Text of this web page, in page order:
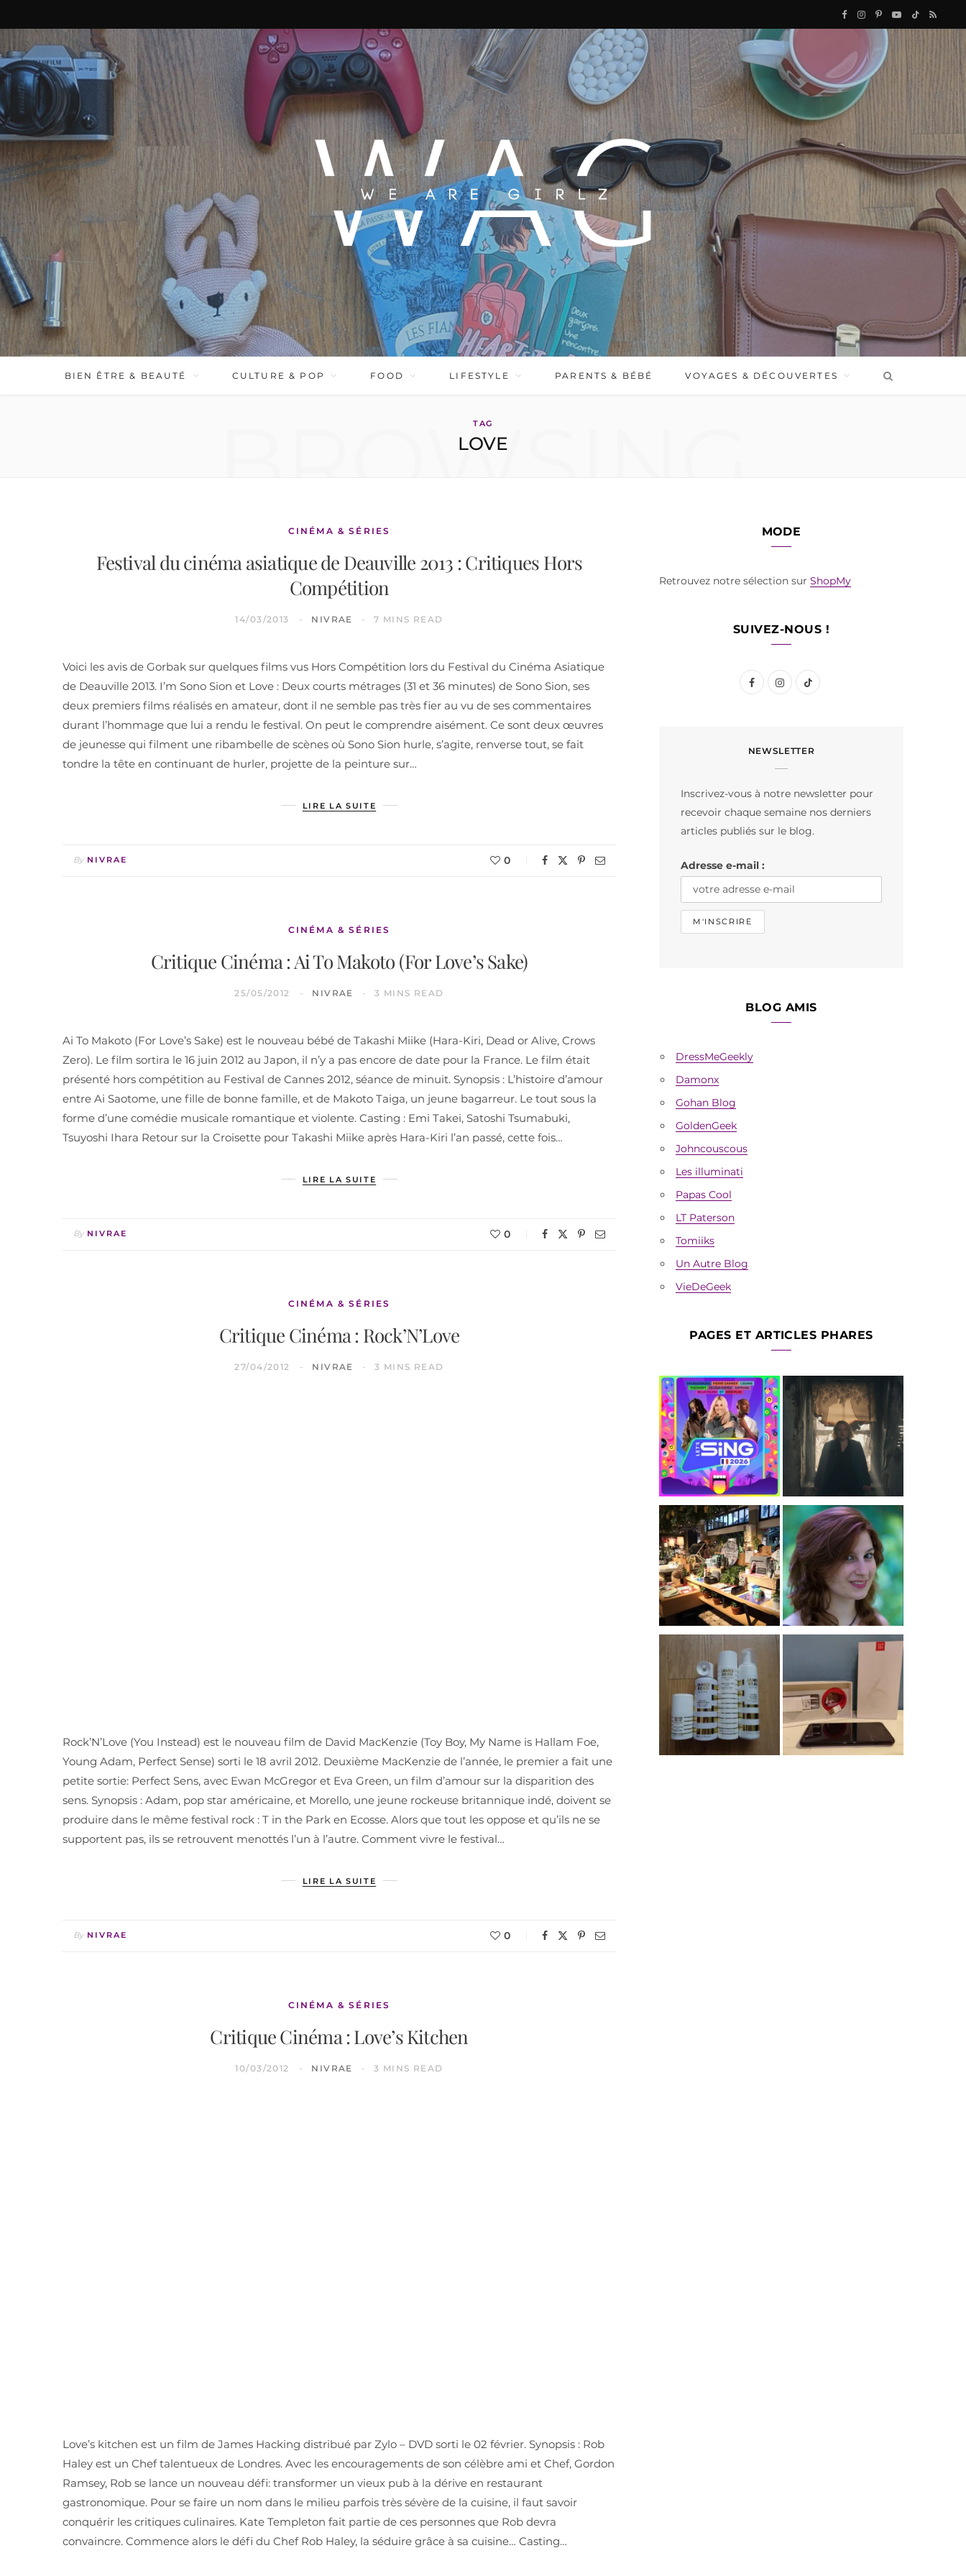
F
c
o
k
I
s
g
a
P
r
Y
b
e
T
k
R
BIEN ÊTRE & BEAUTÉ CULTURE & POP FOOD LIFESTYLE PARENTS & BÉBÉ VOYAGES & DÉCOUVERTES
TAG
LOVE
BROWSING
CINÉMA & SÉRIES
Festival du cinéma asiatique de Deauville 2013 : Critiques Hors
Compétition
14/03/2013 NIVRAE 7 MINS READ
Voici les avis de Gorbak sur quelques films vus Hors Compétition lors du Festival du Cinéma Asiatique
de Deauville 2013. I’m Sono Sion et Love : Deux courts métrages (31 et 36 minutes) de Sono Sion, ses
deux premiers films réalisés en amateur, dont il ne semble pas très fier au vu de ses commentaires
durant l’hommage que lui a rendu le festival. On peut le comprendre aisément. Ce sont deux œuvres
de jeunesse qui filment une ribambelle de scènes où Sono Sion hurle, s’agite, renverse tout, se fait
tondre la tête en continuant de hurler, projette de la peinture sur…
LIRE LA SUITE
By NIVRAE 0
CINÉMA & SÉRIES
Critique Cinéma : Ai To Makoto (For Love’s Sake)
25/05/2012 NIVRAE 3 MINS READ
Ai To Makoto (For Love’s Sake) est le nouveau bébé de Takashi Miike (Hara-Kiri, Dead or Alive, Crows
Zero). Le film sortira le 16 juin 2012 au Japon, il n’y a pas encore de date pour la France. Le film était
présenté hors compétition au Festival de Cannes 2012, séance de minuit. Synopsis : L’histoire d’amour
entre Ai Saotome, une fille de bonne famille, et de Makoto Taiga, un jeune bagarreur. Le tout sous la
forme d’une comédie musicale romantique et violente. Casting : Emi Takei, Satoshi Tsumabuki,
Tsuyoshi Ihara Retour sur la Croisette pour Takashi Miike après Hara-Kiri l’an passé, cette fois…
LIRE LA SUITE
By NIVRAE 0
CINÉMA & SÉRIES
Critique Cinéma : Rock’N’Love
27/04/2012 NIVRAE 3 MINS READ
Rock’N’Love (You Instead) est le nouveau film de David MacKenzie (Toy Boy, My Name is Hallam Foe,
Young Adam, Perfect Sense) sorti le 18 avril 2012. Deuxième MacKenzie de l’année, le premier a fait une
petite sortie: Perfect Sens, avec Ewan McGregor et Eva Green, un film d’amour sur la disparition des
sens. Synopsis : Adam, pop star américaine, et Morello, une jeune rockeuse britannique indé, doivent se
produire dans le même festival rock : T in the Park en Ecosse. Alors que tout les oppose et qu’ils ne se
supportent pas, ils se retrouvent menottés l’un à l’autre. Comment vivre le festival…
LIRE LA SUITE
By NIVRAE 0
CINÉMA & SÉRIES
Critique Cinéma : Love’s Kitchen
10/03/2012 NIVRAE 3 MINS READ
Love’s kitchen est un film de James Hacking distribué par Zylo – DVD sorti le 02 février. Synopsis : Rob
Haley est un Chef talentueux de Londres. Avec les encouragements de son célèbre ami et Chef, Gordon
Ramsey, Rob se lance un nouveau défi: transformer un vieux pub à la dérive en restaurant
gastronomique. Pour se faire un nom dans le milieu parfois très sévère de la cuisine, il faut savoir
conquérir les critiques culinaires. Kate Templeton fait partie de ces personnes que Rob devra
convaincre. Commence alors le défi du Chef Rob Haley, la séduire grâce à sa cuisine… Casting…
MODE
Retrouvez notre sélection sur ShopMy
SUIVEZ-NOUS !
F
e
o
I
t
r
m
T
T
NEWSLETTER
Inscrivez-vous à notre newsletter pour
recevoir chaque semaine nos derniers
articles publiés sur le blog.
Adresse e-mail :
BLOG AMIS
DressMeGeekly
Damonx
Gohan Blog
GoldenGeek
Johncouscous
Les illuminati
Papas Cool
LT Paterson
Tomiiks
Un Autre Blog
VieDeGeek
PAGES ET ARTICLES PHARES